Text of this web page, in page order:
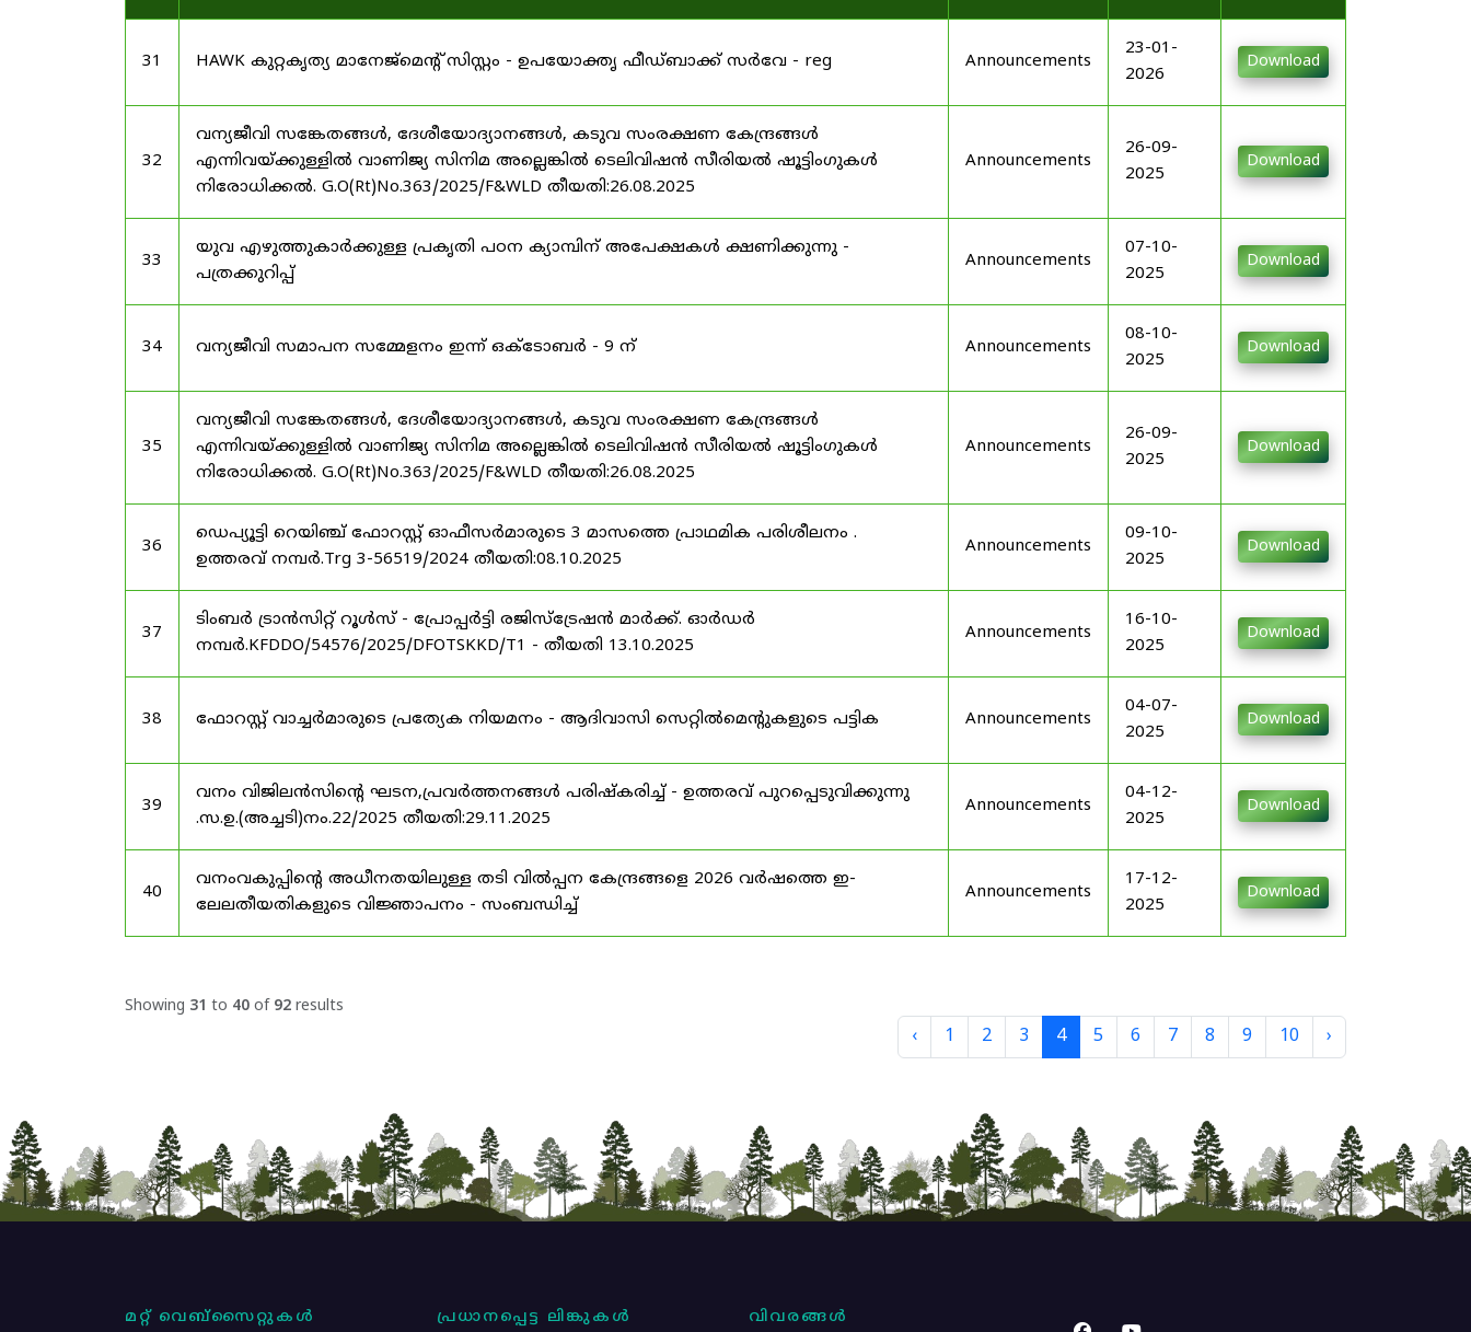
31 HAWK കുറ്റകൃത്യ മാനേജ്മെന്റ് സിസ്റ്റം - ഉപയോക്തൃ ഫീഡ്‌ബാക്ക് സർവേ - reg Announcements
23-01-
2026
Download
32
വന്യജീവി സങ്കേതങ്ങൾ, ദേശീയോദ്യാനങ്ങൾ, കടുവ സംരക്ഷണ കേന്ദ്രങ്ങൾ
എന്നിവയ്ക്കുള്ളിൽ വാണിജ്യ സിനിമ അല്ലെങ്കിൽ ടെലിവിഷൻ സീരിയൽ ഷൂട്ടിംഗുകൾ
നിരോധിക്കൽ. G.O(Rt)No.363/2025/F&WLD തീയതി:26.08.2025
Announcements
26-09-
2025
Download
33
യുവ എഴുത്തുകാർക്കുള്ള പ്രകൃതി പഠന ക്യാമ്പിന് അപേക്ഷകൾ ക്ഷണിക്കുന്നു -
പത്രക്കുറിപ്പ്
Announcements
07-10-
2025
Download
34 വന്യജീവി സമാപന സമ്മേളനം ഇന്ന് ഒക്ടോബർ - 9 ന് Announcements
08-10-
2025
Download
35
വന്യജീവി സങ്കേതങ്ങൾ, ദേശീയോദ്യാനങ്ങൾ, കടുവ സംരക്ഷണ കേന്ദ്രങ്ങൾ
എന്നിവയ്ക്കുള്ളിൽ വാണിജ്യ സിനിമ അല്ലെങ്കിൽ ടെലിവിഷൻ സീരിയൽ ഷൂട്ടിംഗുകൾ
നിരോധിക്കൽ. G.O(Rt)No.363/2025/F&WLD തീയതി:26.08.2025
Announcements
26-09-
2025
Download
36
ഡെപ്യൂട്ടി റെയിഞ്ച് ഫോറസ്റ്റ് ഓഫീസർമാരുടെ 3 മാസത്തെ പ്രാഥമിക പരിശീലനം .
ഉത്തരവ് നമ്പർ.Trg 3-56519/2024 തീയതി:08.10.2025
Announcements
09-10-
2025
Download
37
ടിംബർ ട്രാൻസിറ്റ് റൂൾസ് - പ്രോപ്പർട്ടി രജിസ്ട്രേഷൻ മാർക്ക്. ഓർഡർ
നമ്പർ.KFDDO/54576/2025/DFOTSKKD/T1 - തീയതി 13.10.2025
Announcements
16-10-
2025
Download
38 ഫോറസ്റ്റ് വാച്ചർമാരുടെ പ്രത്യേക നിയമനം - ആദിവാസി സെറ്റിൽമെന്റുകളുടെ പട്ടിക Announcements
04-07-
2025
Download
39
വനം വിജിലൻസിന്റെ ഘടന,പ്രവർത്തനങ്ങൾ പരിഷ്കരിച്ച് - ഉത്തരവ് പുറപ്പെടുവിക്കുന്നു
.സ.ഉ.(അച്ചടി)നം.22/2025 തീയതി:29.11.2025
Announcements
04-12-
2025
Download
40
വനംവകുപ്പിന്റെ അധീനതയിലുള്ള തടി വിൽപ്പന കേന്ദ്രങ്ങളെ 2026 വർഷത്തെ ഇ-
ലേലതീയതികളുടെ വിജ്ഞാപനം - സംബന്ധിച്ച്
Announcements
17-12-
2025
Download
Showing 31 to 40 of 92 results
‹ 1 2 3 4 5 6 7 8 9 10 ›
മറ്റ് വെബ്സൈറ്റുകൾ പ്രധാനപ്പെട്ട ലിങ്കുകൾ വിവരങ്ങൾ